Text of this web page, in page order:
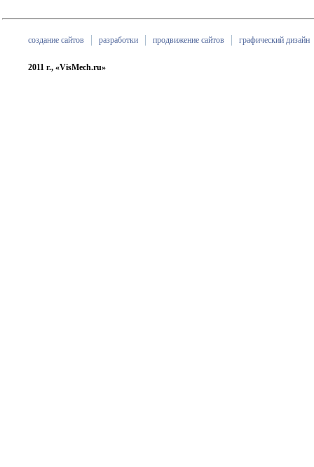
создание сайтов разработки продвижение сайтов графический дизайн
2011 г., «VisMech.ru»